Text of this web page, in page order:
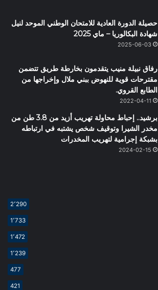
حصيلة الدورة العادية للامتحان الوطني الموحد لنيل
شهادة البكالوريا – ماي 2025
2025-06-03
رفاق نبيلة منيب يتقدمون بخارطة طريق تتضمن
مقترحات قوية للنهوض ببني ملال وإخراجها من
الطابع القروي.
2022-04-11
برشيد.. إحباط محاولة تهريب أزيد من 3.8 طن من
مخدر الشيرا وتوقيف شخص يشتبه في ارتباطه
بشبكة إجرامية لتهريب المخدرات
2024-02-15
2٬290
1٬733
1٬472
1٬239
477
421